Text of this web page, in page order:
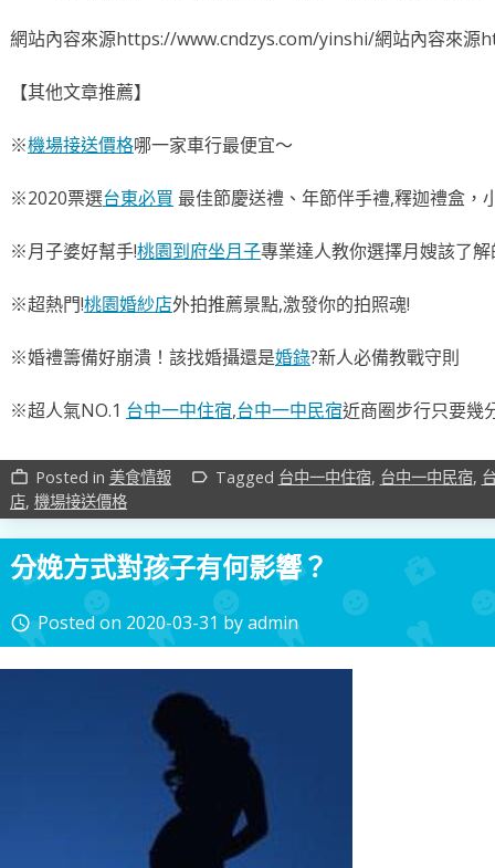
網站內容來源https://www.cndzys.com/yinshi/網站內容來源
【其他文章推薦】
※機場接送價格哪一家車行最便宜～
※2020票選台東必買 最佳節慶送禮、年節伴手禮,釋迦禮盒，
※月子婆好幫手!桃園到府坐月子專業達人教你選擇月嫂該了解
※超熱門!桃園婚紗店外拍推薦景點,激發你的拍照魂!
※婚禮籌備好崩潰！該找婚攝還是婚錄?新人必備教戰守則
※超人氣NO.1 台中一中住宿,台中一中民宿近商圈步行只要幾
work_outline Posted in 美食情報 label_outline Tagged 台中一中住宿, 台中一中民宿,
店, 機場接送價格
分娩方式對孩子有何影響？
access_time Posted on 2020-03-31 byadmin